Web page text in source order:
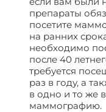
препараты
посетите
на ранних
необходимо
после 40
требуется
раз в году, а
в одно и то же
маммографию.